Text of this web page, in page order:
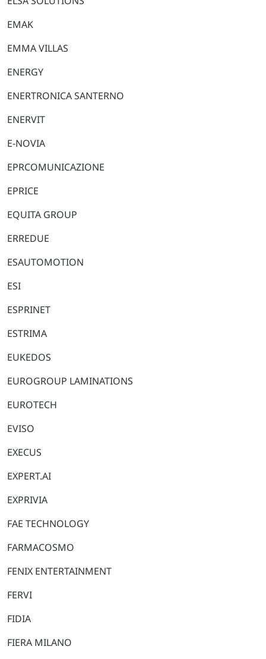
EMAK
EMMA VILLAS
ENERGY
ENERTRONICA SANTERNO
ENERVIT
E-NOVIA
EPRCOMUNICAZIONE
EPRICE
EQUITA GROUP
ERREDUE
ESAUTOMOTION
ESI
ESPRINET
ESTRIMA
EUKEDOS
EUROGROUP LAMINATIONS
EUROTECH
EVISO
EXECUS
EXPERT.AI
EXPRIVIA
FAE TECHNOLOGY
FARMACOSMO
FENIX ENTERTAINMENT
FERVI
FIDIA
FIERA MILANO